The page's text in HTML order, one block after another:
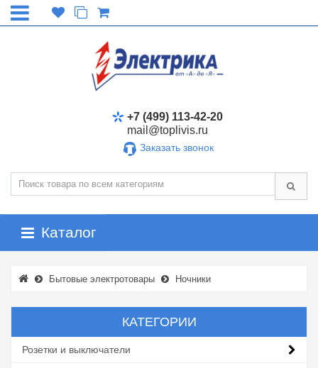
+7 (499) 113-42-20
mail@toplivis.ru
Заказать звонок
Каталог
Бытовые электротовары Ночники
КАТЕГОРИИ
Розетки и выключатели